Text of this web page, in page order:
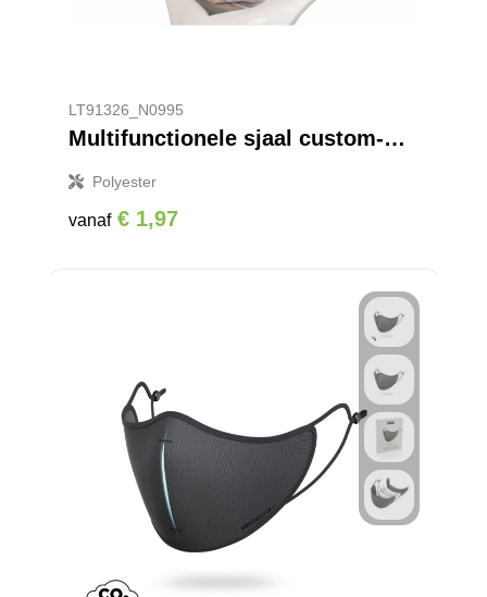
LT91326_N0995
Multifunctionele sjaal custom-made
Polyester
vanaf € 1,97